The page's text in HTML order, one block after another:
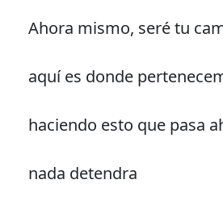
Ahora mismo, seré tu
aquí es donde
haciendo esto que pasa
nada detendra